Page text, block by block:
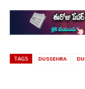
TAGS DUSSEHRA